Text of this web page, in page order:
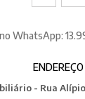
WhatsApp:
ENDEREÇO
- Rua